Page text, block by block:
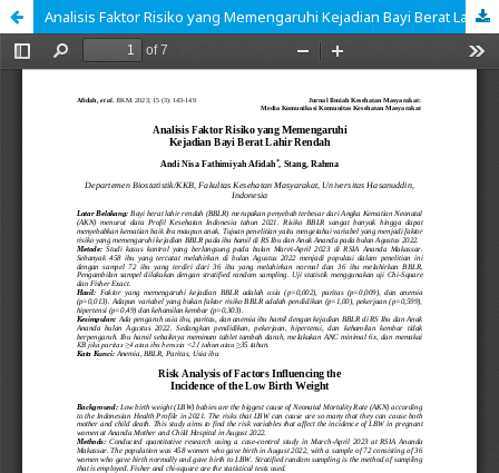
Analisis Faktor Risiko yang Memengaruhi Kejadian Bayi Berat Lahir Rendah